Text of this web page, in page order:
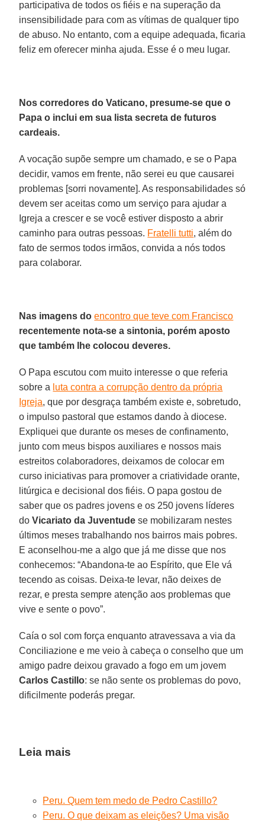
participativa de todos os fiéis e na superação da
insensibilidade para com as vítimas de qualquer tipo
de abuso. No entanto, com a equipe adequada, ficaria
feliz em oferecer minha ajuda. Esse é o meu lugar.
Nos corredores do Vaticano, presume-se que o
Papa o inclui em sua lista secreta de futuros
cardeais.
A vocação supõe sempre um chamado, e se o Papa
decidir, vamos em frente, não serei eu que causarei
problemas [sorri novamente]. As responsabilidades só
devem ser aceitas como um serviço para ajudar a
Igreja a crescer e se você estiver disposto a abrir
caminho para outras pessoas. Fratelli tutti, além do
fato de sermos todos irmãos, convida a nós todos
para colaborar.
Nas imagens doencontro que teve com Francisco
recentemente nota-se a sintonia, porém aposto
que também lhe colocou deveres.
O Papa escutou com muito interesse o que referia
sobre a luta contra a corrupção dentro da própria
Igreja, que por desgraça também existe e, sobretudo,
o impulso pastoral que estamos dando à diocese.
Expliquei que durante os meses de confinamento,
junto com meus bispos auxiliares e nossos mais
estreitos colaboradores, deixamos de colocar em
curso iniciativas para promover a criatividade orante,
litúrgica e decisional dos fiéis. O papa gostou de
saber que os padres jovens e os 250 jovens líderes
doVicariato da Juventude se mobilizaram nestes
últimos meses trabalhando nos bairros mais pobres.
E aconselhou-me a algo que já me disse que nos
conhecemos: “Abandona-te ao Espírito, que Ele vá
tecendo as coisas. Deixa-te levar, não deixes de
rezar, e presta sempre atenção aos problemas que
vive e sente o povo”.
Caía o sol com força enquanto atravessava a via da
Conciliazione e me veio à cabeça o conselho que um
amigo padre deixou gravado a fogo em um jovem
Carlos Castillo: se não sente os problemas do povo,
dificilmente poderás pregar.
Leia mais
Peru. Quem tem medo de Pedro Castillo?
Peru. O que deixam as eleições? Uma visão